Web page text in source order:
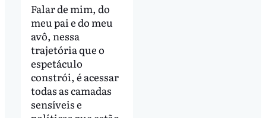
Falar de mim, do
meu pai e do meu
avô, nessa
trajetória que o
espetáculo
constrói, é acessar
todas as camadas
sensíveis e